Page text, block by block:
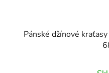
Pánské džínové